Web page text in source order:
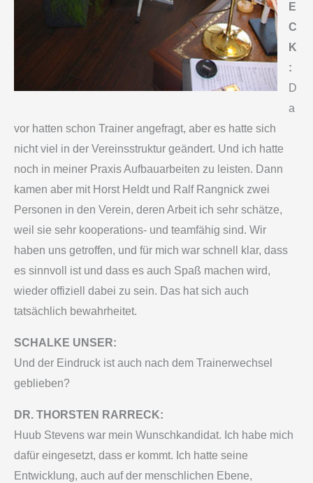
E
C
K
:
D
a
vor hatten schon Trainer angefragt, aber es hatte sich
nicht viel in der Vereinsstruktur geändert. Und ich hatte
noch in meiner Praxis Aufbauarbeiten zu leisten. Dann
kamen aber mit Horst Heldt und Ralf Rangnick zwei
Personen in den Verein, deren Arbeit ich sehr schätze,
weil sie sehr kooperations- und teamfähig sind. Wir
haben uns getroffen, und für mich war schnell klar, dass
es sinnvoll ist und dass es auch Spaß machen wird,
wieder offiziell dabei zu sein. Das hat sich auch
tatsächlich bewahrheitet.
SCHALKE UNSER:
Und der Eindruck ist auch nach dem Trainerwechsel
geblieben?
DR. THORSTEN RARRECK:
Huub Stevens war mein Wunschkandidat. Ich habe mich
dafür eingesetzt, dass er kommt. Ich hatte seine
Entwicklung, auch auf der menschlichen Ebene,